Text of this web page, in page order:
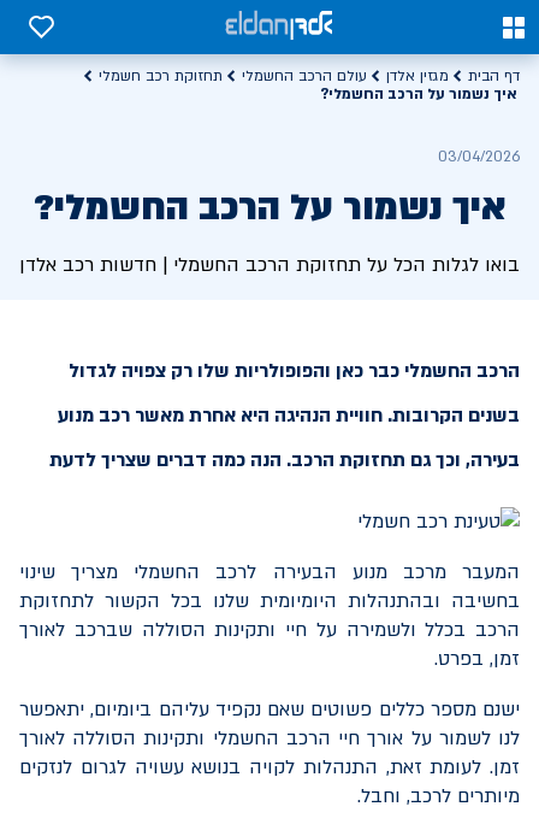
0
0
דף הבית מגזין אלדן עולם הרכב החשמלי
תחזוקת רכב חשמלי
איך נשמור על הרכב החשמלי?
03/04/2026
איך נשמור על הרכב החשמלי?
בואו לגלות הכל על תחזוקת הרכב החשמלי | חדשות רכב אלדן
הרכב החשמלי כבר כאן והפופולריות שלו רק צפויה לגדול
בשנים הקרובות. חוויית הנהיגה היא אחרת מאשר רכב מנוע
בעירה, וכך גם תחזוקת הרכב. הנה כמה דברים שצריך לדעת
המעבר מרכב מנוע הבעירה לרכב החשמלי מצריך שינוי
בחשיבה ובהתנהלות היומיומית שלנו בכל הקשור לתחזוקת
הרכב בכלל ולשמירה על חיי ותקינות הסוללה שברכב לאורך
זמן, בפרט.
ישנם מספר כללים פשוטים שאם נקפיד עליהם ביומיום, יתאפשר
לנו לשמור על אורך חיי הרכב החשמלי ותקינות הסוללה לאורך
זמן. לעומת זאת, התנהלות לקויה בנושא עשויה לגרום לנזקים
מיותרים לרכב, וחבל.